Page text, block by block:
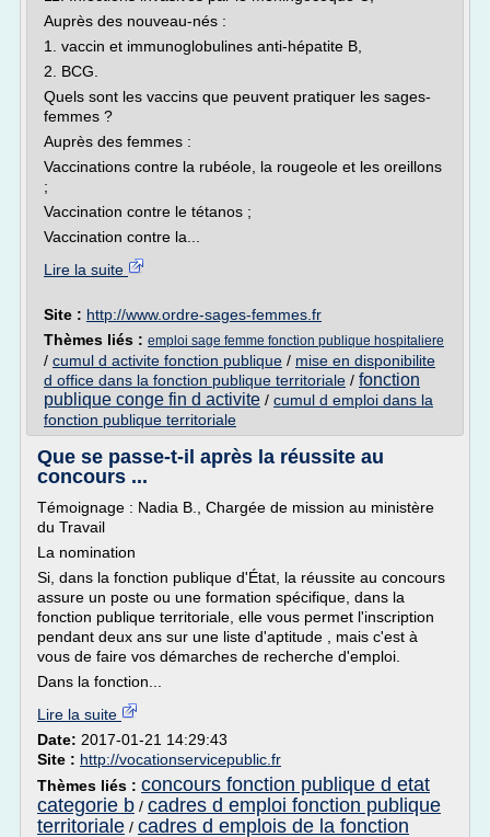
Auprès des nouveau-nés :
1. vaccin et immunoglobulines anti-hépatite B,
2. BCG.
Quels sont les vaccins que peuvent pratiquer les sages-
femmes ?
Auprès des femmes :
Vaccinations contre la rubéole, la rougeole et les oreillons
;
Vaccination contre le tétanos ;
Vaccination contre la...
Lire la suite
Site : http://www.ordre-sages-femmes.fr
Thèmes liés : emploi sage femme fonction publique hospitaliere
/ cumul d activite fonction publique / mise en disponibilite
d office dans la fonction publique territoriale / fonction
publique conge fin d activite / cumul d emploi dans la
fonction publique territoriale
Que se passe-t-il après la réussite au
concours ...
Témoignage : Nadia B., Chargée de mission au ministère
du Travail
La nomination
Si, dans la fonction publique d'État, la réussite au concours
assure un poste ou une formation spécifique, dans la
fonction publique territoriale, elle vous permet l'inscription
pendant deux ans sur une liste d'aptitude , mais c'est à
vous de faire vos démarches de recherche d'emploi.
Dans la fonction...
Lire la suite
Date: 2017-01-21 14:29:43
Site : http://vocationservicepublic.fr
Thèmes liés : concours fonction publique d etat
categorie b / cadres d emploi fonction publique
territoriale / cadres d emplois de la fonction